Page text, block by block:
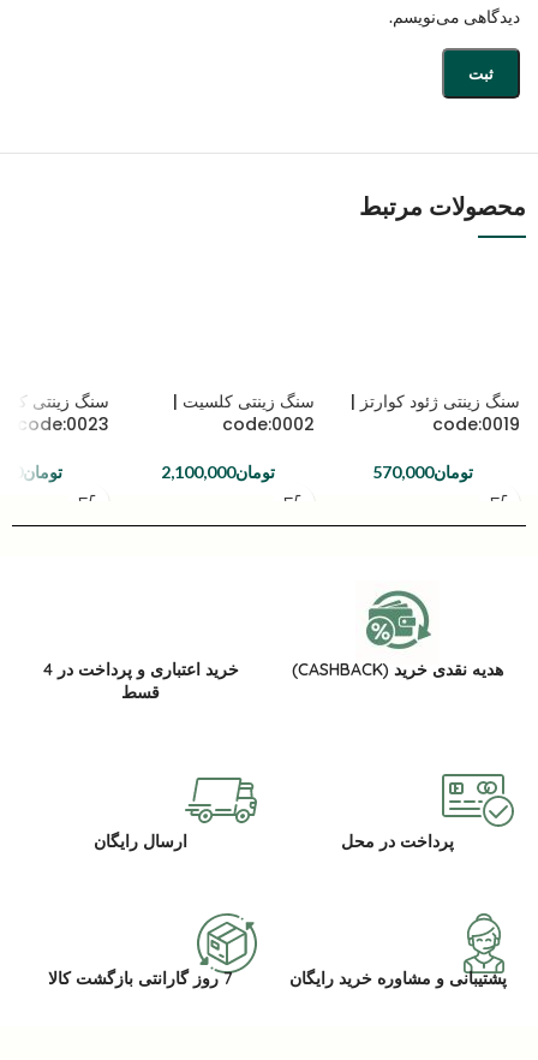
دیدگاهی می‌نویسم.
محصولات مرتبط
سنگ زینتی ژئود کوارتز |
code:0019
تومان570,000
سنگ زینتی کلسیت |
code:0002
تومان2,100,000
سنگ زینتی
code:0023
تومان
هدیه نقدی خرید (CASHBACK)
خرید اعتباری و پرداخت در 4
قسط
پرداخت در محل ارسال رایگان
پشتیبانی و مشاوره خرید رایگان 7 روز گارانتی بازگشت کالا